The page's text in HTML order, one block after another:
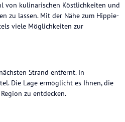
von kulinarischen Köstlichkeiten und
zu lassen. Mit der Nähe zum Hippie-
viele Möglichkeiten zur
Strand entfernt. In
Die Lage ermöglicht es Ihnen, die
zu entdecken.